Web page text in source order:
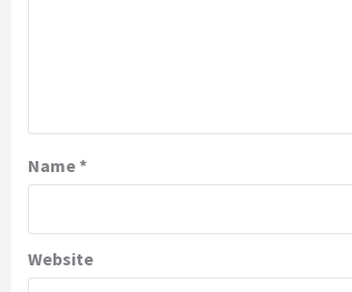
Name*
Website